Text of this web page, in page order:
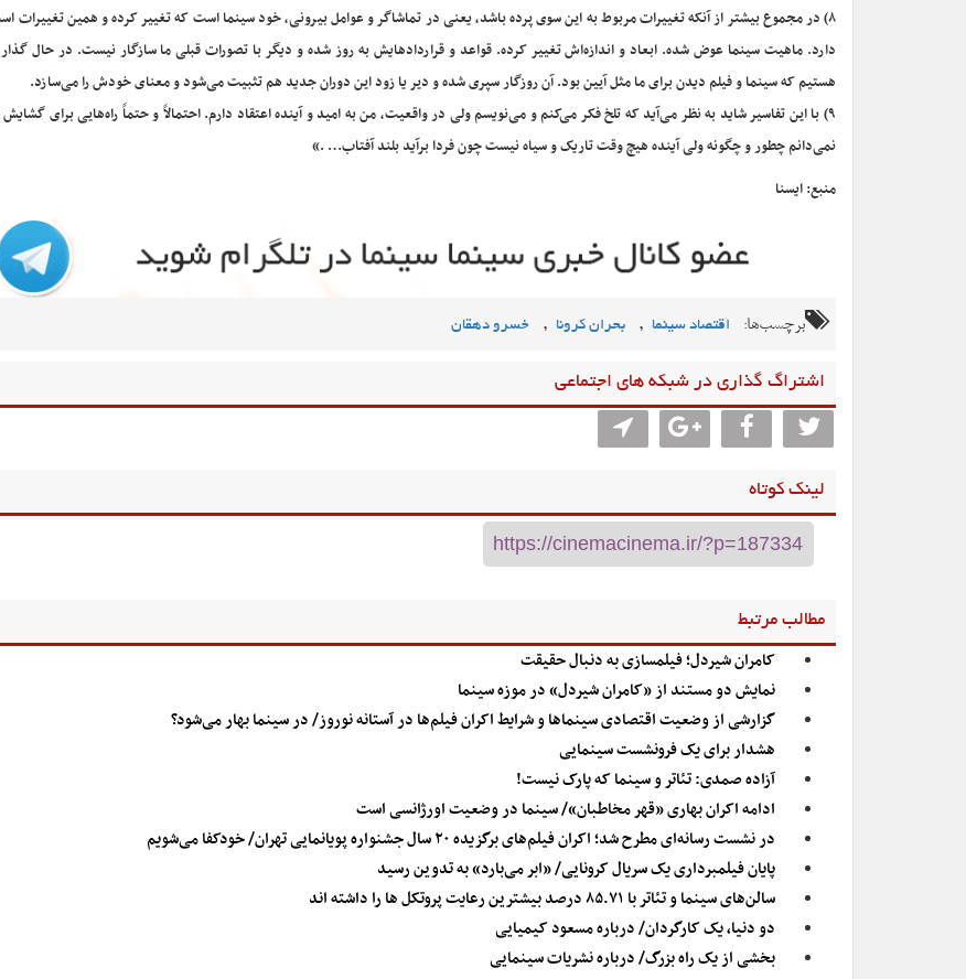
۸) در مجموع بیشتر از آنکه تغییرات مربوط به این سوی پرده باشد، یعنی در تماشاگر و عوامل بیرونی، خود سینما است که تغییر کرده و همین تغییرات
دارد. ماهیت سینما عوض شده. ابعاد و اندازه‌اش تغییر کرده. قواعد و قراردادهایش به روز شده و دیگر با تصورات قبلی ما سازگار نیست. در حال گذار
هستیم که سینما و فیلم دیدن برای ما مثل آیین بود. آن روزگار سپری شده و دیر یا زود این دوران جدید هم تثبیت می‌شود و معنای خودش را می‌سازد.
۹) با این تفاسیر شاید به نظر می‌آید که تلخ فکر می‌کنم و می‌نویسم ولی در واقعیت، من به امید و آینده اعتقاد دارم. احتمالاً و حتماً راه‌هایی برای
نمی‌دانم چطور و چگونه ولی آینده هیچ وقت تاریک و سیاه نیست چون فردا برآید بلند آفتاب… .»
منبع: ایسنا
برچسب‌ها: اقتصاد سینما , بحران کرونا , خسرو دهقان
اشتراگ گذاری در شبکه های اجتماعی
لینک کوتاه
مطالب مرتبط
کامران شیردل؛ فیلمسازی به دنبال حقیقت
نمایش دو مستند از «کامران شیردل» در موزه سینما
گزارشی از وضعیت اقتصادی سینماها و شرایط اکران فیلم‌ها در آستانه نوروز/ در سینما بهار می‌شود؟
هشدار برای یک فرونشست سینمایی
آزاده صمدی: تئاتر و سینما که پارک نیست!
ادامه اکران بهاری «قهر مخاطبان»/ سینما در وضعیت اورژانسی است
در نشست رسانه‌ای مطرح شد؛ اکران فیلم‌های برگزیده‌ ۲۰ سال جشنواره پویانمایی تهران/ خودکفا می‌شویم
پایان فیلمبرداری یک سریال کرونایی/ «ابر می‌بارد» به تدوین رسید
سالن‌های سینما و تئاتر با ۸۵.۷۱ درصد بیشترین رعایت پروتکل ها را داشته اند
دو دنیا، یک کارگردان/ درباره مسعود کیمیایی
بخشی از یک راه بزرگ/ درباره نشریات سینمایی